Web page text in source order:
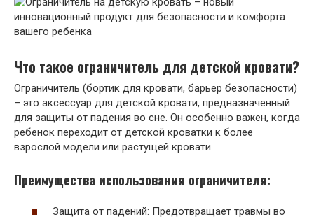
Что такое ограничитель для детской кровати?
Ограничитель (бортик для кровати, барьер безопасности)
– это аксессуар для детской кровати, предназначенный
для защиты от падения во сне. Он особенно важен, когда
ребенок переходит от детской кроватки к более
взрослой модели или растущей кровати.
Преимущества использования ограничителя:
Защита от падений: Предотвращает травмы во